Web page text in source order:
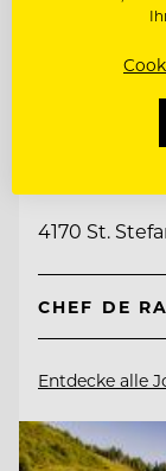
Hotel
4170 St.
Entdecke alle